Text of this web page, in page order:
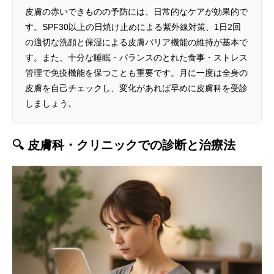
皮膚の赤いできものの予防には、日常的なケアが効果的で
す。SPF30以上の日焼け止めによる紫外線対策、1日2回
の適切な洗顔と保湿による皮膚バリア機能の維持が基本で
す。また、十分な睡眠・バランスのとれた食事・ストレス
管理で免疫機能を保つことも重要です。月に一度は全身の
皮膚を自己チェックし、変化があれば早めに皮膚科を受診
しましょう。
🔍 皮膚科・クリニックでの診断と治療法